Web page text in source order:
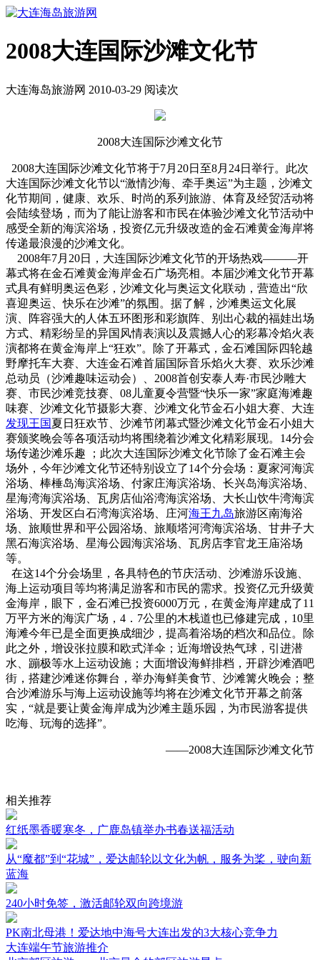
2008大连国际沙滩文化节
大连海岛旅游网 2010-03-29 阅读次
2008大连国际沙滩文化节
2008大连国际沙滩文化节将于7月20日至8月24日举行。此次
大连国际沙滩文化节以“激情沙海、牵手奥运”为主题，沙滩文
化节期间，健康、欢乐、时尚的系列旅游、体育及经贸活动将
会陆续登场，而为了能让游客和市民在体验沙滩文化节活动中
感受全新的海滨浴场，投资亿元升级改造的金石滩黄金海岸将
传递最浪漫的沙滩文化。
2008年7月20日，大连国际沙滩文化节的开场热戏———开
幕式将在金石滩黄金海岸金石广场亮相。本届沙滩文化节开幕
式具有鲜明奥运色彩，沙滩文化与奥运文化联动，营造出“欣
喜迎奥运、快乐在沙滩”的氛围。据了解，沙滩奥运文化展
演、阵容强大的人体五环图形和彩旗阵、别出心裁的福娃出场
方式、精彩纷呈的异国风情表演以及震撼人心的彩幕冷焰火表
演都将在黄金海岸上“狂欢”。除了开幕式，金石滩国际四轮越
野摩托车大赛、大连金石滩首届国际音乐焰火大赛、欢乐沙滩
总动员（沙滩趣味运动会）、2008首创安泰人寿·市民沙雕大
赛、市民沙滩竞技赛、08儿童夏令营暨“快乐一家”家庭海滩趣
味赛、沙滩文化节摄影大赛、沙滩文化节金石小姐大赛、大连
发现王国夏日狂欢节、沙滩节闭幕式暨沙滩文化节金石小姐大
赛颁奖晚会等各项活动均将围绕着沙滩文化精彩展现。14分会
场传递沙滩乐趣 ；此次大连国际沙滩文化节除了金石滩主会
场外，今年沙滩文化节还特别设立了14个分会场：夏家河海滨
浴场、棒棰岛海滨浴场、付家庄海滨浴场、长兴岛海滨浴场、
星海湾海滨浴场、瓦房店仙浴湾海滨浴场、大长山饮牛湾海滨
浴场、开发区白石湾海滨浴场、庄河海王九岛旅游区南海浴
场、旅顺世界和平公园浴场、旅顺塔河湾海滨浴场、甘井子大
黑石海滨浴场、星海公园海滨浴场、瓦房店李官龙王庙浴场
等。
在这14个分会场里，各具特色的节庆活动、沙滩游乐设施、
海上运动项目等均将满足游客和市民的需求。投资亿元升级黄
金海岸，眼下，金石滩已投资6000万元，在黄金海岸建成了11
万平方米的海滨广场，4．7公里的木栈道也已修建完成，10里
海滩今年已是全面更换成细沙，提高着浴场的档次和品位。除
此之外，增设张拉膜和欧式洋伞；近海增设热气球，引进潜
水、蹦极等水上运动设施；大面增设海鲜排档，开辟沙滩酒吧
街，搭建沙滩迷你舞台，举办海鲜美食节、沙滩篝火晚会；整
合沙滩游乐与海上运动设施等均将在沙滩文化节开幕之前落
实，“就是要让黄金海岸成为沙滩主题乐园，为市民游客提供
吃海、玩海的选择”。
——2008大连国际沙滩文化节
相关推荐
红纸墨香暖寒冬，广鹿岛镇举办书春送福活动
从“魔都”到“花城”，爱达邮轮以文化为帆，服务为桨，驶向新
蓝海
240小时免签，激活邮轮双向跨境游
PK南北母港！爱达地中海号大连出发的3大核心竞争力
大连端午节旅游推介